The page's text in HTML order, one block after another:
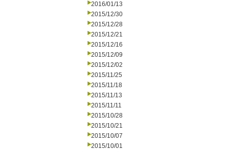
2016/01/13
2015/12/30
2015/12/28
2015/12/21
2015/12/16
2015/12/09
2015/12/02
2015/11/25
2015/11/18
2015/11/13
2015/11/11
2015/10/28
2015/10/21
2015/10/07
2015/10/01